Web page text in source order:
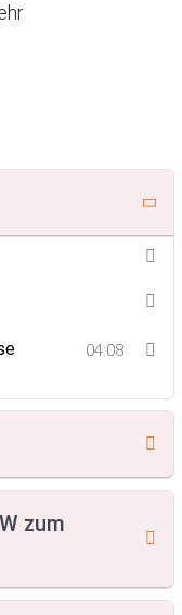
04:08
zum